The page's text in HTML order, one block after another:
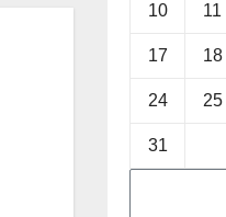
10 11
17 18
24 25
31